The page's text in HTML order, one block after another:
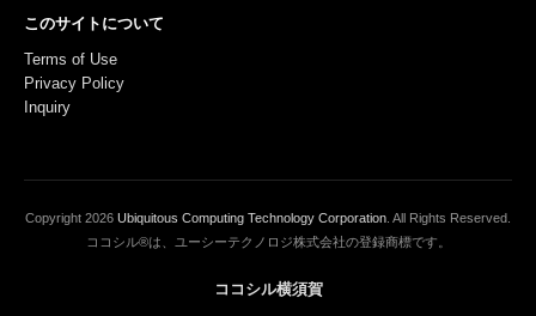
このサイトについて
Terms of Use
Privacy Policy
Inquiry
Copyright 2026 Ubiquitous Computing Technology Corporation . All Rights Reserved.
ココシル®は、ユーシーテクノロジ株式会社の登録商標です。
ココシル横須賀